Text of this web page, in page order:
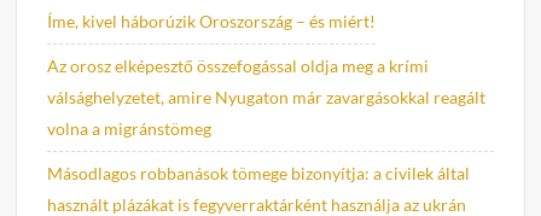
Íme, kivel háborúzik Oroszország – és miért!
Az orosz elképesztő összefogással oldja meg a krími
válsághelyzetet, amire Nyugaton már zavargásokkal reagált
volna a migránstömeg
Másodlagos robbanások tömege bizonyítja: a civilek által
használt plázákat is fegyverraktárként használja az ukrán